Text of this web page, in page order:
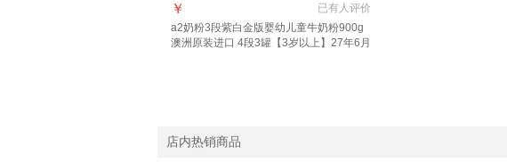
已有人评价
￥
a2奶粉3段紫白金版婴幼儿童牛奶粉900g
澳洲原装进口 4段3罐【3岁以上】27年6月
店内热销商品